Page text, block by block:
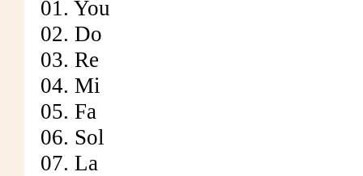
01. You
02. Do
03. Re
04. Mi
05. Fa
06. Sol
07. La